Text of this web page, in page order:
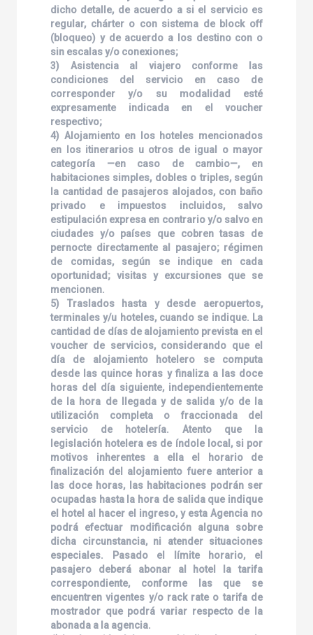
dicho detalle, de acuerdo a si el servicio es
regular, chárter o con sistema de block off
(bloqueo) y de acuerdo a los destino con o
sin escalas y/o conexiones;
3) Asistencia al viajero conforme las
condiciones del servicio en caso de
corresponder y/o su modalidad esté
expresamente indicada en el voucher
respectivo;
4) Alojamiento en los hoteles mencionados
en los itinerarios u otros de igual o mayor
categoría —en caso de cambio—, en
habitaciones simples, dobles o triples, según
la cantidad de pasajeros alojados, con baño
privado e impuestos incluidos, salvo
estipulación expresa en contrario y/o salvo en
ciudades y/o países que cobren tasas de
pernocte directamente al pasajero; régimen
de comidas, según se indique en cada
oportunidad; visitas y excursiones que se
mencionen.
5) Traslados hasta y desde aeropuertos,
terminales y/u hoteles, cuando se indique. La
cantidad de días de alojamiento prevista en el
voucher de servicios, considerando que el
día de alojamiento hotelero se computa
desde las quince horas y finaliza a las doce
horas del día siguiente, independientemente
de la hora de llegada y de salida y/o de la
utilización completa o fraccionada del
servicio de hotelería. Atento que la
legislación hotelera es de índole local, si por
motivos inherentes a ella el horario de
finalización del alojamiento fuere anterior a
las doce horas, las habitaciones podrán ser
ocupadas hasta la hora de salida que indique
el hotel al hacer el ingreso, y esta Agencia no
podrá efectuar modificación alguna sobre
dicha circunstancia, ni atender situaciones
especiales. Pasado el límite horario, el
pasajero deberá abonar al hotel la tarifa
correspondiente, conforme las que se
encuentren vigentes y/o rack rate o tarifa de
mostrador que podrá variar respecto de la
abonada a la agencia.